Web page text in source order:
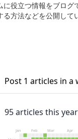
に役立つ情報をブログ
る方法などを公開して
Post 1 articles in a
95articles this year
Jan Feb Mar Apr